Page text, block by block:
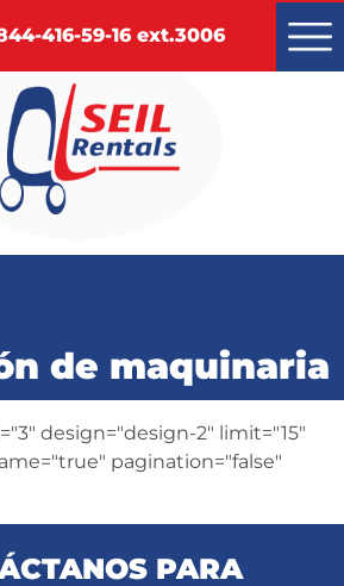
416-59-16 ext.3006
Blog
Contacto
de maquinaria
design="design-2" limit="15"
pagination="false"
PARA